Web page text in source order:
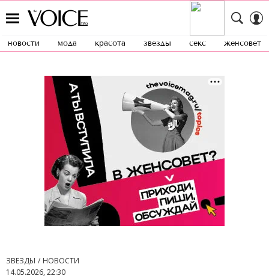
новости мода красота звезды секс женсовет
ЗВЕЗДЫ
НОВОСТИ
14.05.2026, 22:30